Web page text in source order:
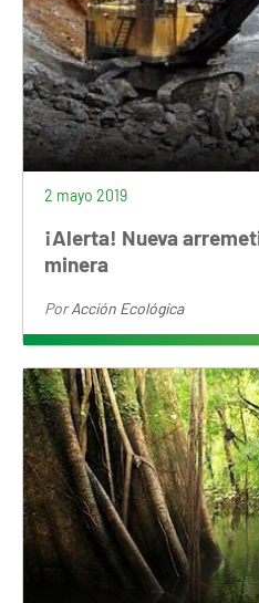
2 mayo 2019
¡Alerta! Nueva
minera
PorAcción Ecológica